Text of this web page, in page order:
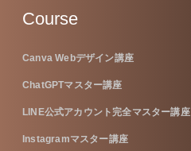
Course
Canva Webデザイン講座
ChatGPTマスター講座
LINE公式アカウント完全マスター講座
Instagramマスター講座